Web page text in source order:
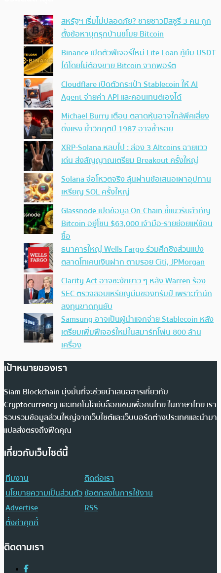
สหรัฐฯ เริ่มไม่ปลอดภัย? ชายชาวมิสซูรี 3 คน ถูก
ตั้งข้อหาบุกรุกบ้านขโมย Bitcoin
Binance เปิดตัวฟีเจอร์ใหม่ Lite Loan กู้ยืม USDT
ได้โดยไม่ต้องขาย Bitcoin จากพอร์ต
Cloudflare เปิดตัวกระเป๋า Stablecoin ให้ AI
Agent จ่ายค่า API และคอนเทนต์เองได้
Michael Burry เตือน ตลาดหุ้นอาจใกล้พีคเสี่ยง
ดิ่งแรง ย้ำวิกฤตปี 1987 อาจซ้ำรอย
XRP-Solana หลบไป : ส่อง 3 Altcoins ฉายแวว
เด่น ส่งสัญญาณเตรียม Breakout ครั้งใหญ่
Solana จ่อโหวตจริง ลุ้นผ่านข้อเสนอเผาอุปทาน
เหรียญ SOL ครั้งใหญ่
Glassnode เปิดข้อมูล On-Chain ชี้แนวรับสำคัญ
Bitcoin อยู่โซน $63,000 เจ้ามือ-รายย่อยแห่ช้อน
ซื้อ
ธนาคารใหญ่ Wells Fargo ร่วมศึกชิงส่วนแบ่ง
ตลาดโทเคนเงินฝาก ตามรอย Citi, JPMorgan
Clarity Act อาจชะงักยาว ๆ หลัง Warren ร้อง
SEC ตรวจสอบเหรียญมีมของทรัมป์ เพราะทำนัก
ลงทุนขาดทุนยับ
Samsung อาจเป็นผู้นำแจกจ่าย Stablecoin หลัง
เตรียมเพิ่มฟีเจอร์ใหม่ในสมาร์ทโฟน 800 ล้าน
เครื่อง
เป้าหมายของเรา
Siam Blockchain มุ่งมั่นที่จะช่วยนำเสนอสารเกี่ยวกับ
Cryptocurrency และเทคโนโลยีบล็อกเชนเพื่อคนไทย ในภาษาไทย เรา
รวบรวมข้อมูลส่วนใหญ่จากเว็บไซต์และเว็บบอร์ดต่างประเทศและนำมา
แปลส่งตรงถึงฟีดคุณ
เกี่ยวกับเว็บไซต์นี้
ทีมงาน
ติดต่อเรา
นโยบายความเป็นส่วนตัวข้อตกลงในการใช้งาน
Advertise
RSS
ตั้งค่าคุกกี้
ติดตามเรา